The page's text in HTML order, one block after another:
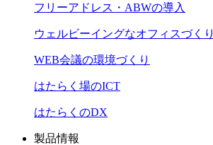
フリーアドレス・ABWの導入
ウェルビーイングなオフィスづくり
WEB会議の環境づくり
はたらく場のICT
はたらくのDX
製品情報